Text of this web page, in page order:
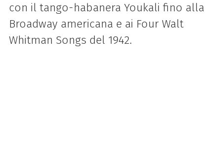
con il tango-habanera Youkali fino alla
Broadway americana e ai Four Walt
Whitman Songs del 1942.